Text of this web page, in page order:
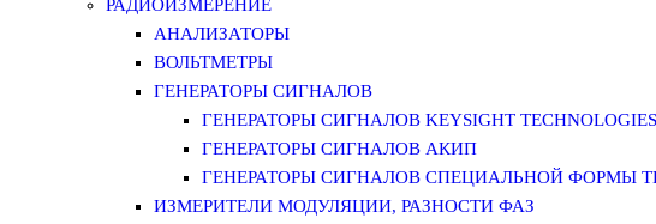
РАДИОИЗМЕРЕНИЕ
АНАЛИЗАТОРЫ
ВОЛЬТМЕТРЫ
ГЕНЕРАТОРЫ СИГНАЛОВ
ГЕНЕРАТОРЫ СИГНАЛОВ KEYSIGHT TECHNOLOGIES
ГЕНЕРАТОРЫ СИГНАЛОВ АКИП
ГЕНЕРАТОРЫ СИГНАЛОВ СПЕЦИАЛЬНОЙ ФОРМЫ
ИЗМЕРИТЕЛИ МОДУЛЯЦИИ, РАЗНОСТИ ФАЗ